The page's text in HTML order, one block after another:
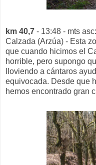
km 40,7 - 13:48 - mts
Calzada (Arzúa) - Esta
que cuando hicimos el
horrible, pero supongo
lloviendo a cántaros
equivocada. Desde que
hemos encontrado gran